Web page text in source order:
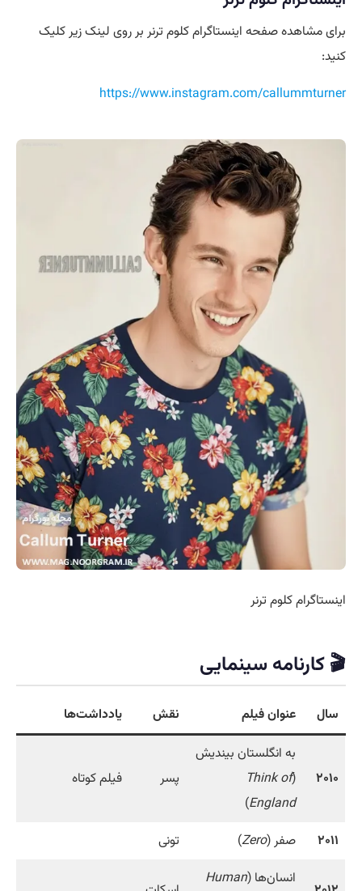
برای مشاهده صفحه اینستاگرام کلوم ترنر بر روی لینک زیر کلیک
کنید:
https://www.instagram.com/callummturner
اینستاگرام کلوم ترنر
🎬 کارنامه سینمایی
سال عنوان فیلم نقش یادداشت‌ها
۲۰۱۰
به انگلستان بیندیش
(
Think of
England
)
پسر فیلم کوتاه
۲۰۱۱ صفر (Zero
) تونی
انسان‌ها (Human